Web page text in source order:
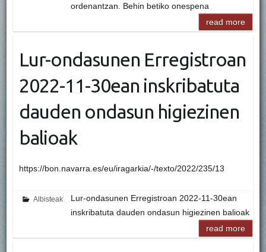
ordenantzan. Behin betiko onespena
read more
Lur-ondasunen Erregistroan
2022-11-30ean inskribatuta
dauden ondasun higiezinen
balioak
https://bon.navarra.es/eu/iragarkia/-/texto/2022/235/13
Albisteak
Lur-ondasunen Erregistroan 2022-11-30ean
inskribatuta dauden ondasun higiezinen balioak
read more